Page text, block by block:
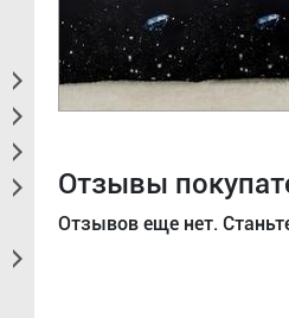
Отзывы
Отзывов еще нет.